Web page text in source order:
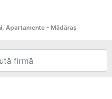
Apartamente - Mădăraş